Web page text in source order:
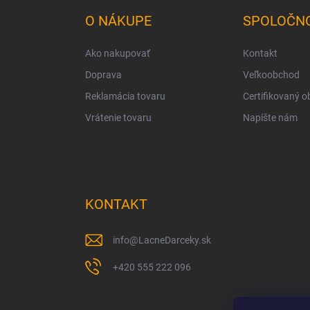
O NÁKUPE
Ako nakupovať
Doprava
Reklamácia tovaru
Vrátenie tovaru
Kontakt
Veľkoobchod
Certifikovaný
Napíšte nám
KONTAKT
info@LacneDarceky.sk
+420 555 222 096